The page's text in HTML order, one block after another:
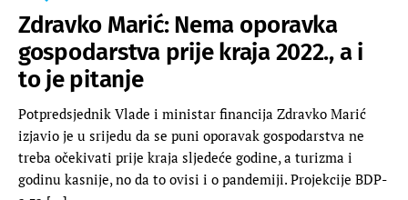
Zdravko Marić: Nema oporavka
gospodarstva prije kraja 2022., a i
to je pitanje
Potpredsjednik Vlade i ministar financija Zdravko Marić
izjavio je u srijedu da se puni oporavak gospodarstva ne
treba očekivati prije kraja sljedeće godine, a turizma i
godinu kasnije, no da to ovisi i o pandemiji. Projekcije BDP-